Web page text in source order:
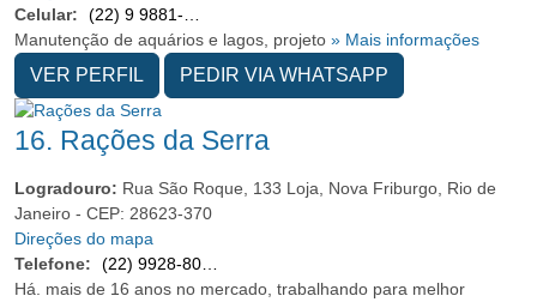
Celular:
Manutenção de aquários e lagos, projeto » Mais informações
VER PERFIL PEDIR VIA WHATSAPP
16. Rações da Serra
Logradouro: Rua São Roque, 133 Loja, Nova Friburgo, Rio de
Janeiro - CEP: 28623-370
Direções do mapa
Telefone:
Há. mais de 16 anos no mercado, trabalhando para melhor